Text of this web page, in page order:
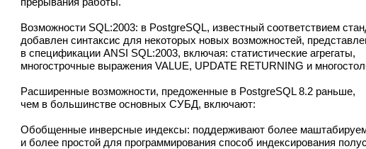
Возможности SQL:2003: в PostgreSQL, известный соответствием
добавлен синтаксис для некоторых новых возможностей,
в спецификации ANSI SQL:2003, включая: статистические агрегаты,
многострочные выражения VALUE, UPDATE RETURNING и
Расширенные возможности, предоженные в PostgreSQL 8.2 раньше,
чем в большинстве основных СУБД, включают:
Обобщенные инверсные индексы: поддерживают более
и более простой для программирования способ индексирования